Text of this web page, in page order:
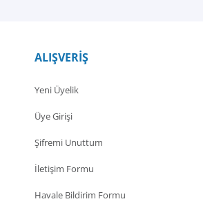
ALIŞVERİŞ
Yeni Üyelik
Üye Girişi
Şifremi Unuttum
İletişim Formu
Havale Bildirim Formu